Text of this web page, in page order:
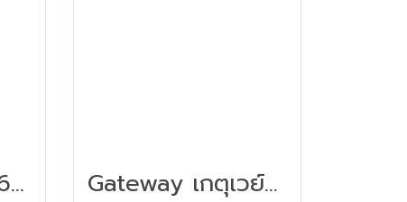
สมุดโน๊ตริมลวด 60 แกรม 80 แผ่น Gateway เกตุเวย์ กะดาษไข A2